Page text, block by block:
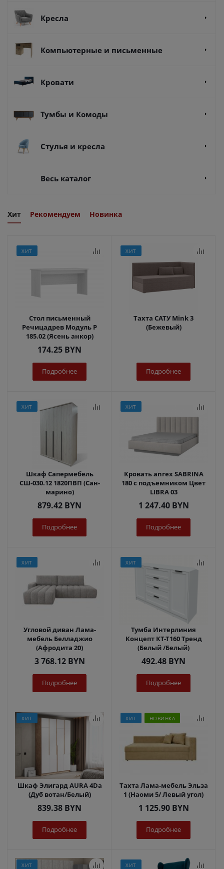
Кресла
Компьютерные и письменные
Кровати
Тумбы и Комоды
Стулья и кресла
Весь каталог
Хит Рекомендуем Новинка
ХИТ
Стол письменный
Речицадрев Модуль Р
185.02 (Ясень анкор)
174.25 BYN
Подробнее
ХИТ
Тахта САТУ Mink 3
(Бежевый)
Подробнее
ХИТ
Шкаф Сапермебель
СШ-030.12 1820ПВП (Сан-
марино)
879.42 BYN
Подробнее
ХИТ
Кровать anrex SABRINA
180 с подъемником Цвет
LIBRA 03
1 247.40BYN
Подробнее
ХИТ
Угловой диван Лама-
мебель Белладжио
(Афродита 20)
3 768.12BYN
Подробнее
ХИТ
Тумба Интерлиния
Концепт КТ-Т160 Тренд
(Белый /Белый)
492.48 BYN
Подробнее
ХИТ
Шкаф Элигард AURA 4Dа
(Дуб вотан/Белый)
839.38 BYN
Подробнее
ХИТ НОВИНКА
Тахта Лама-мебель Эльза
1 (Наоми 5/ Левый угол)
1 125.90BYN
Подробнее
ХИТ ХИТ